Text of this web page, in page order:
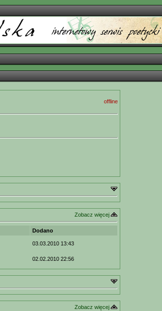
offline
Zobacz więcej
Dodano
03.03.2010 13:43
02.02.2010 22:56
Zobacz więcej